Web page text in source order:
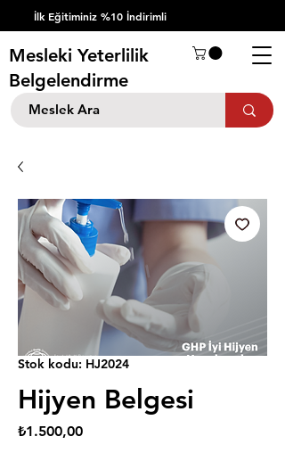
İlk Eğitiminiz %10 İndirimli
Mesleki Yeterlilik
Belgelendirme
Stok kodu: HJ2024
Hijyen Belgesi
₺1.500,00Fiyat